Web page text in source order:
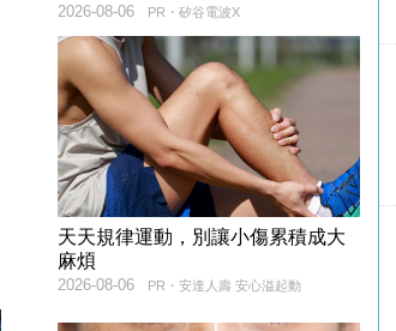
PR・矽谷電波X
2026-08-06
天天規律運動，別讓小傷累積成大
麻煩
PR・安達人壽 安心溢起動
2026-08-06